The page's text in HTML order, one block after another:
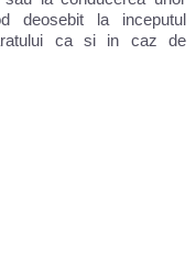
deosebit la inceputul
ca si in caz de